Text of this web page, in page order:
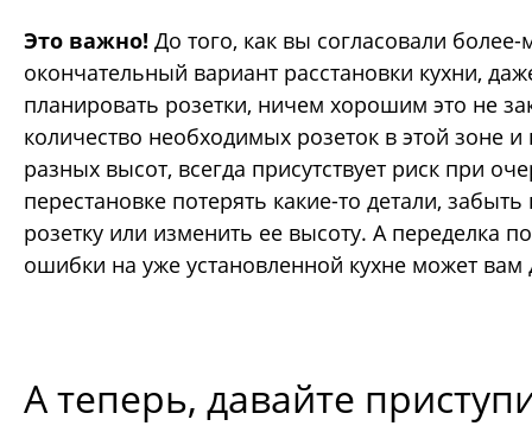
Это важно! До того, как вы согласовали более-
окончательный вариант расстановки кухни,
планировать розетки, ничем хорошим это не
количество необходимых розеток в этой зоне
разных высот, всегда присутствует риск при
перестановке потерять какие-то детали, забыть
розетку или изменить ее высоту. А переделка
ошибки на уже установленной кухне может вам
А теперь, давайте